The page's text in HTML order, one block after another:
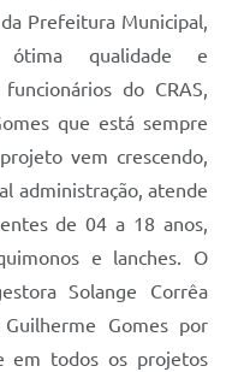
Prefeitura Municipal,
qualidade e
do CRAS,
que está sempre
vem crescendo,
administração, atende
de 04 a 18 anos,
e lanches. O
Solange Corrêa
Gomes por
em todos os projetos